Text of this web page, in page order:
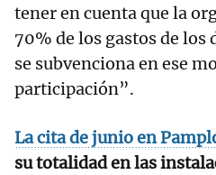
tener en cuenta que la
70% de los gastos de los
se subvenciona en ese
participación”.
La cita de junio en
su totalidad en las